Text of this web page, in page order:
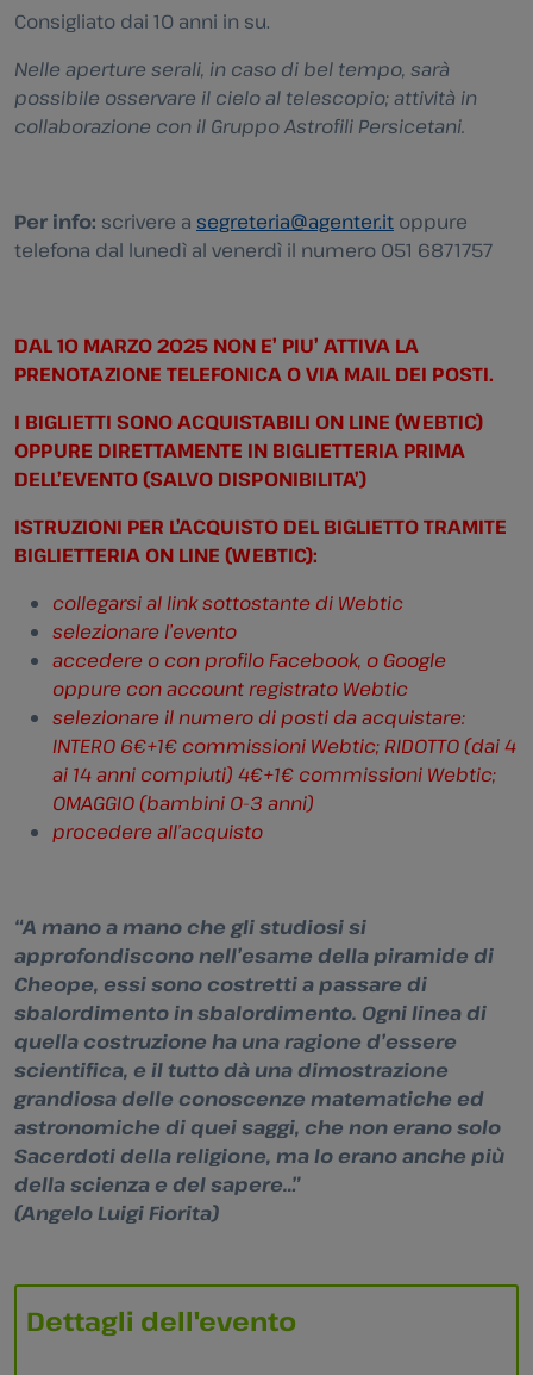
Consigliato dai 10 anni in su.
Nelle aperture serali, in caso di bel tempo, sarà
possibile osservare il cielo al telescopio; attività in
collaborazione con il Gruppo Astrofili Persicetani.
Per info: scrivere a segreteria@agenter.it oppure
telefona dal lunedì al venerdì il numero 051 6871757
DAL 10 MARZO 2025 NON E’ PIU’ ATTIVA LA
PRENOTAZIONE TELEFONICA O VIA MAIL DEI POSTI.
I BIGLIETTI SONO ACQUISTABILI ON LINE (WEBTIC)
OPPURE DIRETTAMENTE IN BIGLIETTERIA PRIMA
DELL’EVENTO (SALVO DISPONIBILITA’)
ISTRUZIONI PER L’ACQUISTO DEL BIGLIETTO TRAMITE
BIGLIETTERIA ON LINE (WEBTIC):
collegarsi al link sottostante di Webtic
selezionare l’evento
accedere o con profilo Facebook, o Google
oppure con account registrato Webtic
selezionare il numero di posti da acquistare:
INTERO 6€+1€ commissioni Webtic; RIDOTTO (dai 4
ai 14 anni compiuti) 4€+1€ commissioni Webtic;
OMAGGIO (bambini 0-3 anni)
procedere all’acquisto
“A mano a mano che gli studiosi si
approfondiscono nell’esame della piramide di
Cheope, essi sono costretti a passare di
sbalordimento in sbalordimento. Ogni linea di
quella costruzione ha una ragione d’essere
scientifica, e il tutto dà una dimostrazione
grandiosa delle conoscenze matematiche ed
astronomiche di quei saggi, che non erano solo
Sacerdoti della religione, ma lo erano anche più
della scienza e del sapere…”
(Angelo Luigi Fiorita)
Dettagli dell'evento